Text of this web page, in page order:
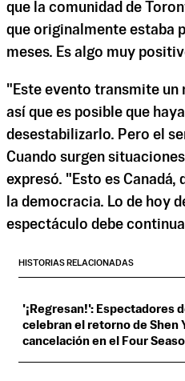
que la comunidad de
que originalmente estaba
meses. Es algo muy
"Este evento transmite un
así que es posible que
desestabilizarlo. Pero el
Cuando surgen
expresó. "Esto es
la democracia. Lo de hoy
espectáculo debe
HISTORIAS RELACIONADAS
'¡Regresan!': Espectadores
celebran el retorno de Shen
cancelación en el Four